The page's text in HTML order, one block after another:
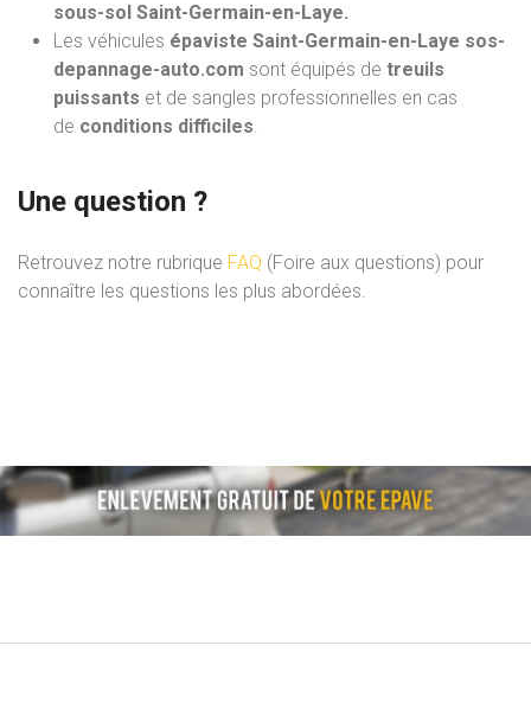
sous-sol Saint-Germain-en-Laye.
Les véhicules épaviste Saint-Germain-en-Laye sos-
depannage-auto.com sont équipés de treuils
puissants et de sangles professionnelles en cas
de conditions difficiles.
Une question ?
Retrouvez notre rubrique FAQ (Foire aux questions) pour
connaître les questions les plus abordées.